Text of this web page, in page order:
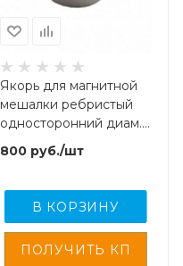
Якорь для магнитной
мешалки ребристый
односторонний диам.8
мм, высота 6 мм,
фторопласт
800руб./шт
В КОРЗИНУ